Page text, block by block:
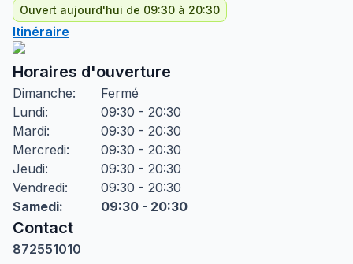
Ouvert aujourd'hui de 09:30 à 20:30
Itinéraire
Horaires d'ouverture
Dimanche:
Fermé
Lundi:
09:30 - 20:30
Mardi:
09:30 - 20:30
Mercredi:
09:30 - 20:30
Jeudi:
09:30 - 20:30
Vendredi:
09:30 - 20:30
Samedi: 09:30 - 20:30
Contact
872551010